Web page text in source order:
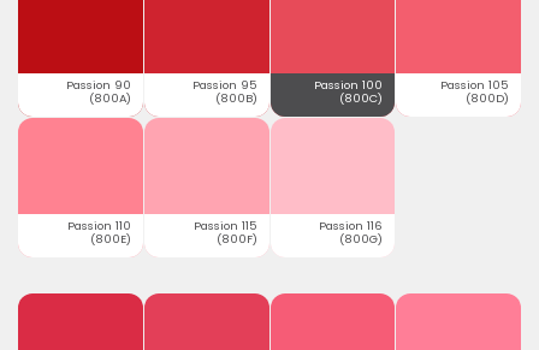
Passion 90
(800A)
Passion 95
(800B)
Passion 100
(800C)
Passion 105
(800D)
Passion 110
(800E)
Passion 115
(800F)
Passion 116
(800G)